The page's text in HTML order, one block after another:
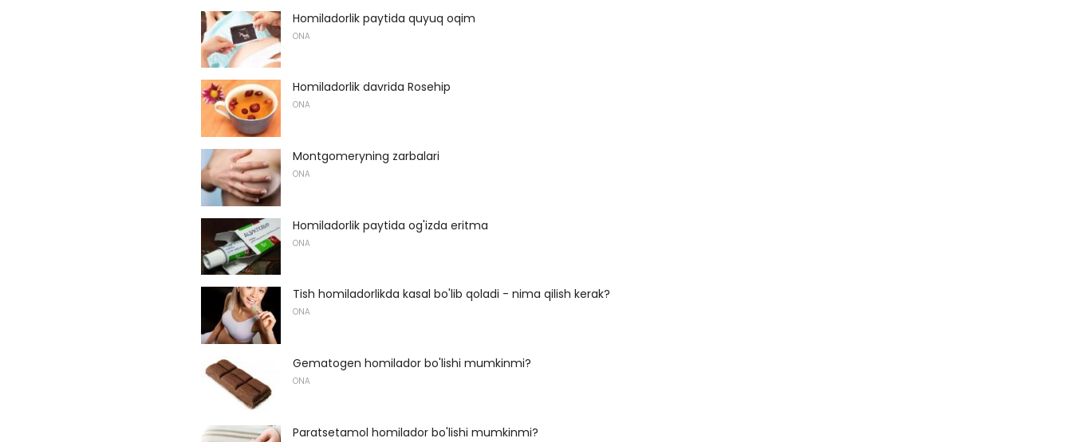
Homiladorlik paytida quyuq oqim
ONA
Homiladorlik davrida Rosehip
ONA
Montgomeryning zarbalari
ONA
Homiladorlik paytida og'izda eritma
ONA
Tish homiladorlikda kasal bo'lib qoladi - nima qilish kerak?
ONA
Gematogen homilador bo'lishi mumkinmi?
ONA
Paratsetamol homilador bo'lishi mumkinmi?